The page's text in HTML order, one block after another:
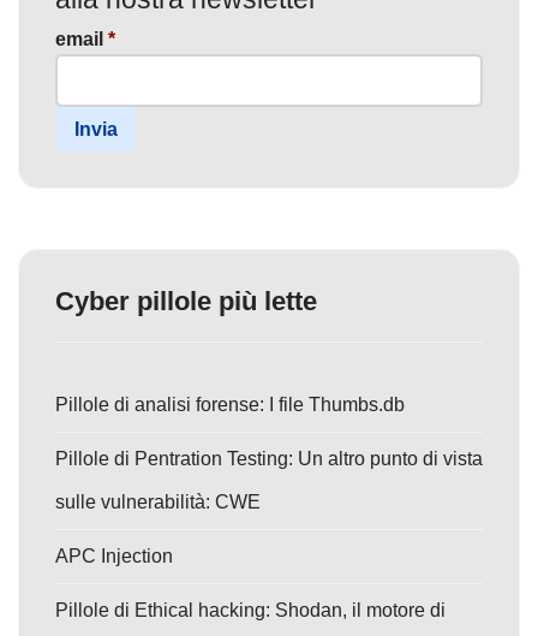
email *
Invia
Cyber pillole più lette
Pillole di analisi forense: I file Thumbs.db
Pillole di Pentration Testing: Un altro punto di vista
sulle vulnerabilità: CWE
APC Injection
Pillole di Ethical hacking: Shodan, il motore di